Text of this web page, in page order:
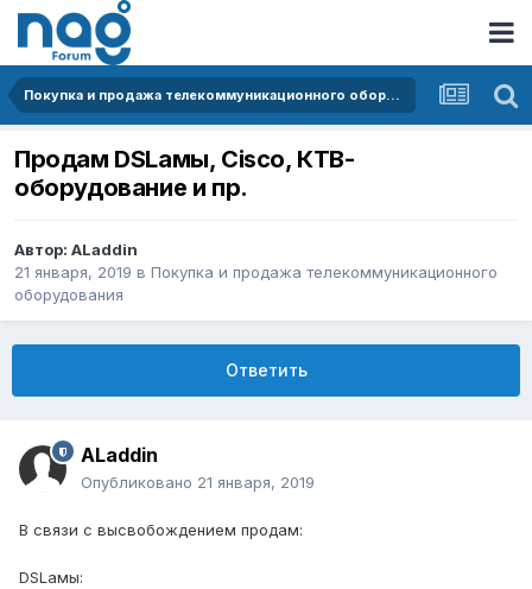
Покупка и продажа телекоммуникационного оборудования
Продам DSLамы, Cisco, КТВ-
оборудование и пр.
Автор: ALaddin
21 января, 2019 в Покупка и продажа телекоммуникационного
оборудования
Ответить
ALaddin
Опубликовано 21 января, 2019
В связи с высвобождением продам:
DSLамы: